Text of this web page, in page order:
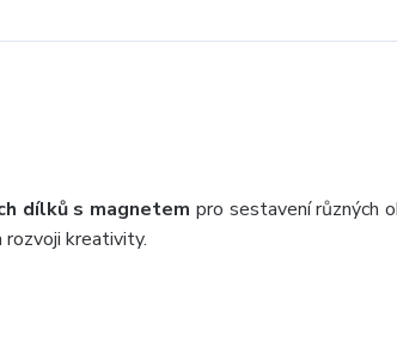
dílků s magnetem pro sestavení různých
rozvoji kreativity.